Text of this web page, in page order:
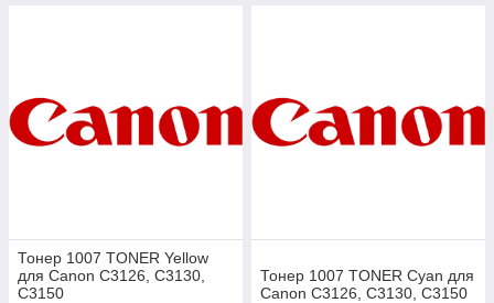
Тонер 1007 TONER Yellow
для Canon C3126, C3130,
C3150
Тонер 1007 TONER Cyan для
Canon C3126, C3130, C3150